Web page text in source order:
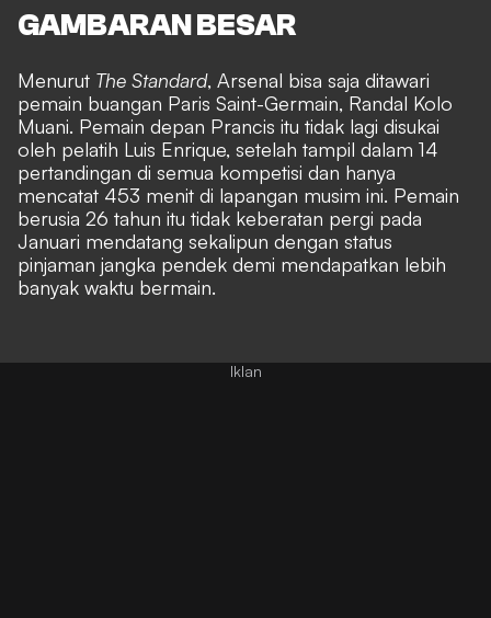
GAMBARAN BESAR
Menurut The Standard, Arsenal bisa saja ditawari
pemain buangan Paris Saint-Germain, Randal Kolo
Muani. Pemain depan Prancis itu tidak lagi disukai
oleh pelatih Luis Enrique, setelah tampil dalam 14
pertandingan di semua kompetisi dan hanya
mencatat 453 menit di lapangan musim ini. Pemain
berusia 26 tahun itu tidak keberatan pergi pada
Januari mendatang sekalipun dengan status
pinjaman jangka pendek demi mendapatkan lebih
banyak waktu bermain.